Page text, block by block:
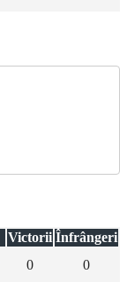
Victorii Înfrângeri
0 0